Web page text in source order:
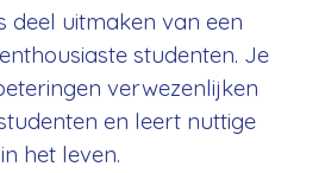
deel uitmaken van een
studenten. Je
verwezenlijken
en leert nuttige
het leven.